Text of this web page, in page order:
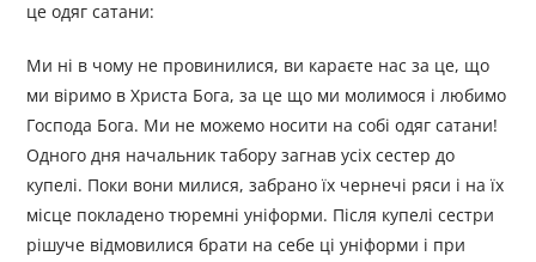
це одяг сатани:
Ми ні в чому не провинилися, ви караєте нас за це, що
ми віримо в Христа Бога, за це що ми молимося і любимо
Господа Бога. Ми не можемо носити на собі одяг сатани!
Одного дня начальник табору загнав усіх сестер до
купелі. Поки вони милися, забрано їх чернечі ряси і на їх
місце покладено тюремні уніформи. Після купелі сестри
рішуче відмовилися брати на себе ці уніформи і при